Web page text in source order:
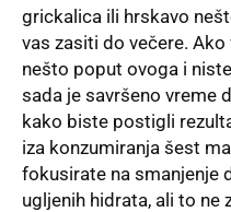
grickalica ili hrskavo
vas zasiti do večere.
nešto poput ovoga i
sada je savršeno vreme
kako biste postigli
iza konzumiranja šest
fokusirate na smanjenje
ugljenih hidrata, ali to